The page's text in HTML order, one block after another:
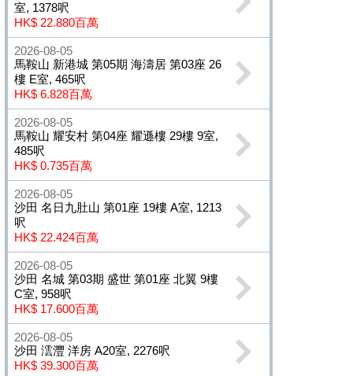
室, 1378呎
HK$ 22.880百萬
2026-08-05
馬鞍山 新港城 第05期 海濤居 第03座 26
樓 E室, 465呎
HK$ 6.828百萬
2026-08-05
馬鞍山 耀安村 第04座 耀遜樓 29樓 9室,
485呎
HK$ 0.735百萬
2026-08-05
沙田 名日九肚山 第01座 19樓 A室, 1213
呎
HK$ 22.424百萬
2026-08-05
沙田 名城 第03期 盛世 第01座 北翼 9樓
C室, 958呎
HK$ 17.600百萬
2026-08-05
沙田 澐灃 洋房 A20室, 2276呎
HK$ 39.300百萬